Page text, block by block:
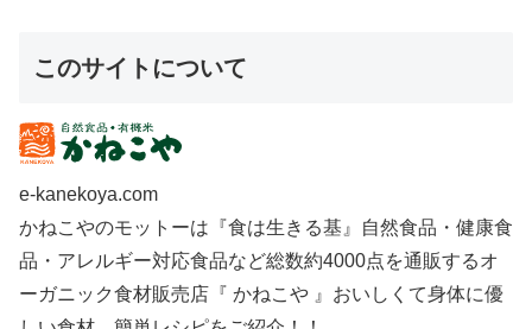
このサイトについて
e-kanekoya.com
かねこやのモットーは『食は生きる基』自然食品・健康食
品・アレルギー対応食品など総数約4000点を通販するオ
ーガニック食材販売店『 かねこや 』おいしくて身体に優